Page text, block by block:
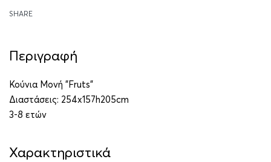
SHARE
Περιγραφή
Κούνια Μονή ”Fruts”
Διαστάσεις: 254x157h205cm
3-8 ετών
Χαρακτηριστικά